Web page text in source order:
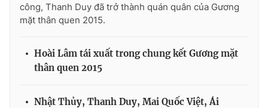
công, Thanh Duy đã trở thành quán quân của Gương
mặt thân quen 2015.
Hoài Lâm tái xuất trong chung kết Gương mặt
thân quen 2015
Nhật Thủy, Thanh Duy, Mai Quốc Việt, Ái